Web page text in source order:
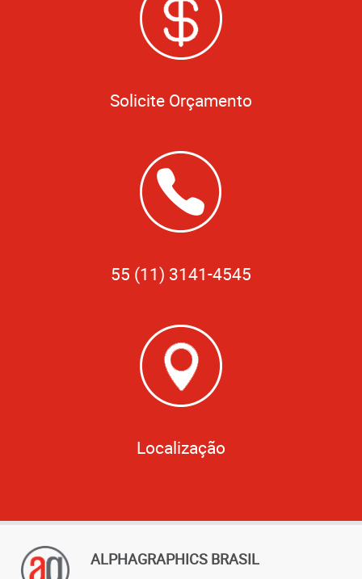
Solicite Orçamento
55 (11) 3141-4545
Localização
ALPHAGRAPHICS BRASIL